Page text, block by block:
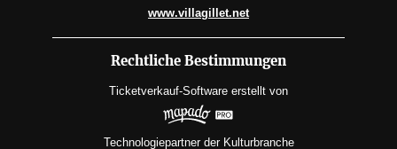
www.villagillet.net
Rechtliche Bestimmungen
Ticketverkauf-Software erstellt von
Technologiepartner der Kulturbranche